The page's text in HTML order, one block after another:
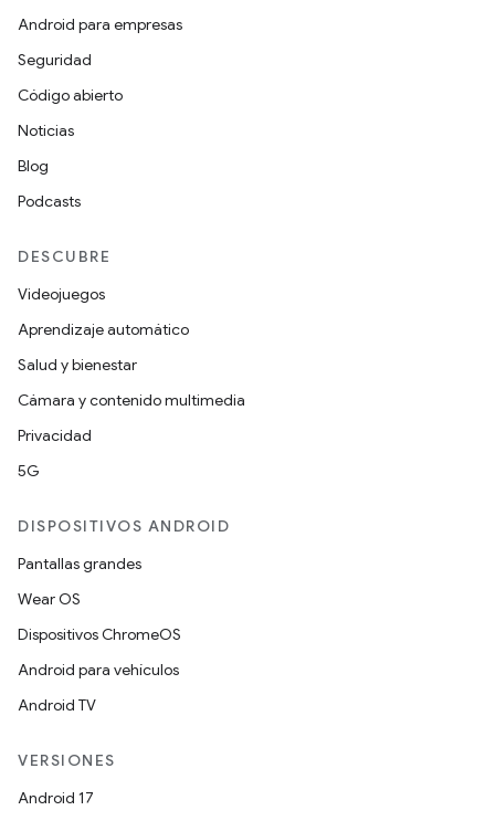
Android para empresas
Seguridad
Código abierto
Noticias
Blog
Podcasts
DESCUBRE
Videojuegos
Aprendizaje automático
Salud y bienestar
Cámara y contenido multimedia
Privacidad
5G
DISPOSITIVOS ANDROID
Pantallas grandes
Wear OS
Dispositivos ChromeOS
Android para vehículos
Android TV
VERSIONES
Android 17